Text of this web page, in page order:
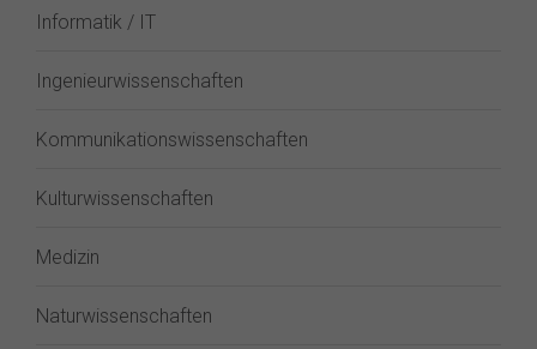
Informatik / IT
Ingenieurwissenschaften
Kommunikationswissenschaften
Kulturwissenschaften
Medizin
Naturwissenschaften